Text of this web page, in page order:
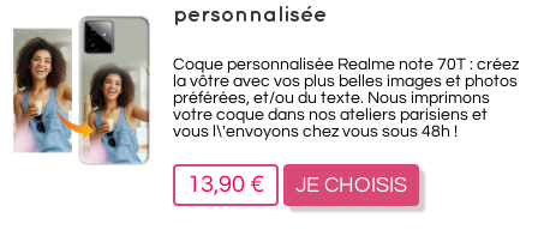
personnalisée
Coque personnalisée Realme note 70T : créez
la vôtre avec vos plus belles images et photos
préférées, et/ou du texte. Nous imprimons
votre coque dans nos ateliers parisiens et
vous l\'envoyons chez vous sous 48h !
13,90 € JE CHOISIS